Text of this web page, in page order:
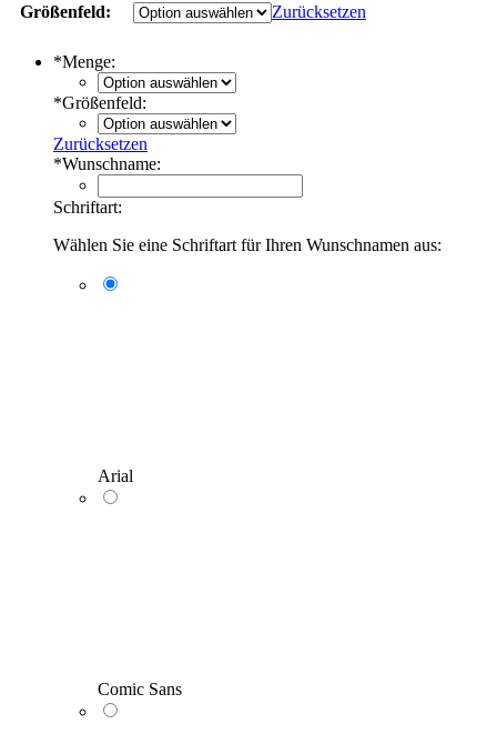
Größenfeld: Zurücksetzen
*Menge:
*Größenfeld:
Zurücksetzen
*Wunschname:
Schriftart:
Wählen Sie eine Schriftart für Ihren Wunschnamen aus:
Arial
Comic Sans